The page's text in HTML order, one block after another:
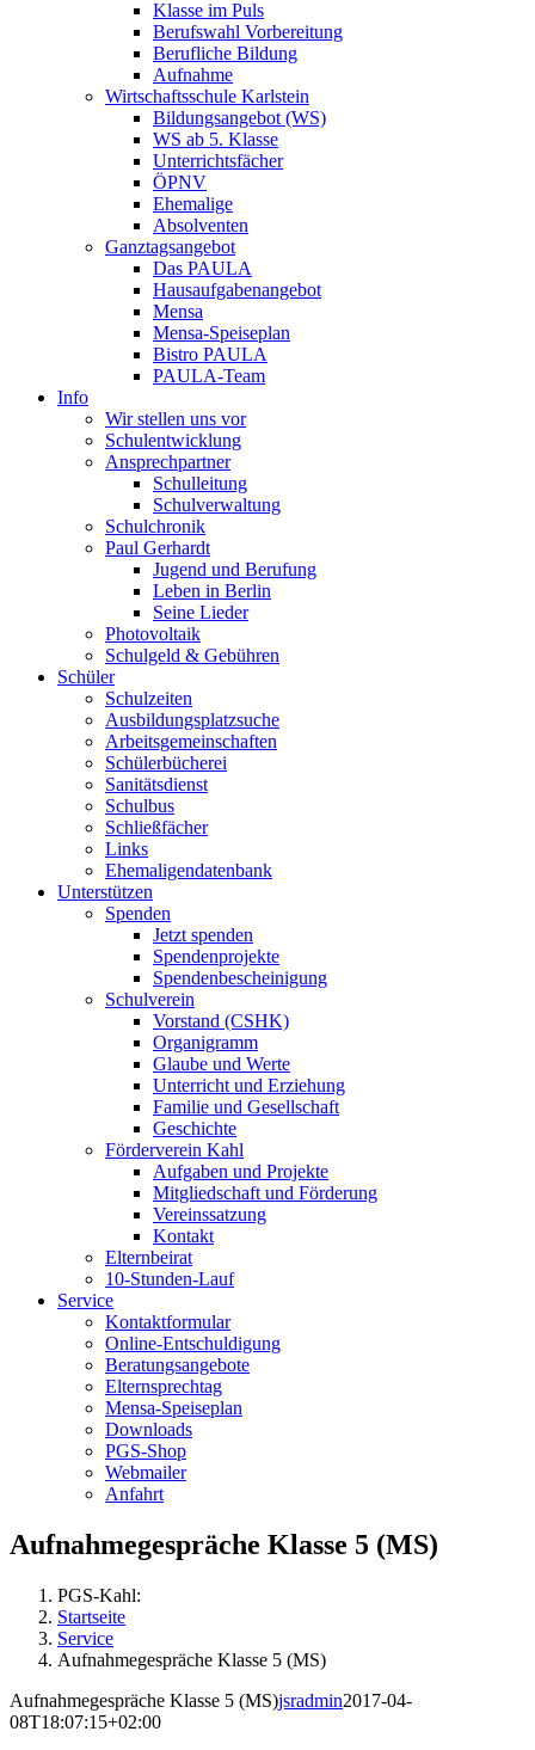
Klasse im Puls
Berufswahl Vorbereitung
Berufliche Bildung
Aufnahme
Wirtschaftsschule Karlstein
Bildungsangebot (WS)
WS ab 5. Klasse
Unterrichtsfächer
ÖPNV
Ehemalige
Absolventen
Ganztagsangebot
Das PAULA
Hausaufgabenangebot
Mensa
Mensa-Speiseplan
Bistro PAULA
PAULA-Team
Info
Wir stellen uns vor
Schulentwicklung
Ansprechpartner
Schulleitung
Schulverwaltung
Schulchronik
Paul Gerhardt
Jugend und Berufung
Leben in Berlin
Seine Lieder
Photovoltaik
Schulgeld & Gebühren
Schüler
Schulzeiten
Ausbildungsplatzsuche
Arbeitsgemeinschaften
Schülerbücherei
Sanitätsdienst
Schulbus
Schließfächer
Links
Ehemaligendatenbank
Unterstützen
Spenden
Jetzt spenden
Spendenprojekte
Spendenbescheinigung
Schulverein
Vorstand (CSHK)
Organigramm
Glaube und Werte
Unterricht und Erziehung
Familie und Gesellschaft
Geschichte
Förderverein Kahl
Aufgaben und Projekte
Mitgliedschaft und Förderung
Vereinssatzung
Kontakt
Elternbeirat
10-Stunden-Lauf
Service
Kontaktformular
Online-Entschuldigung
Beratungsangebote
Elternsprechtag
Mensa-Speiseplan
Downloads
PGS-Shop
Webmailer
Anfahrt
Aufnahmegespräche Klasse 5 (MS)
PGS-Kahl:
Startseite
Service
Aufnahmegespräche Klasse 5 (MS)
Aufnahmegespräche Klasse 5 (MS)jsradmin2017-04-
08T18:07:15+02:00